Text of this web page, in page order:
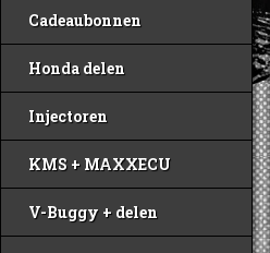
Cadeaubonnen
Honda delen
Injectoren
KMS + MAXXECU
V-Buggy + delen